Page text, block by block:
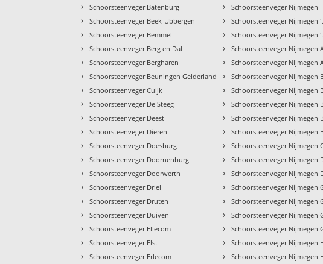
› Schoorsteenveger Batenburg
› Schoorsteenveger Beek-Ubbergen
› Schoorsteenveger Bemmel
› Schoorsteenveger Berg en Dal
› Schoorsteenveger Bergharen
› Schoorsteenveger Beuningen Gelderland
› Schoorsteenveger Cuijk
› Schoorsteenveger De Steeg
› Schoorsteenveger Deest
› Schoorsteenveger Dieren
› Schoorsteenveger Doesburg
› Schoorsteenveger Doornenburg
› Schoorsteenveger Doorwerth
› Schoorsteenveger Driel
› Schoorsteenveger Druten
› Schoorsteenveger Duiven
› Schoorsteenveger Ellecom
› Schoorsteenveger Elst
› Schoorsteenveger Erlecom
› Schoorsteenveger Nijmegen
› Schoorsteenveger Nijmegen
› Schoorsteenveger Nijmegen
› Schoorsteenveger Nijmegen
› Schoorsteenveger Nijmegen
› Schoorsteenveger Nijmegen
› Schoorsteenveger Nijmegen
› Schoorsteenveger Nijmegen
› Schoorsteenveger Nijmegen
› Schoorsteenveger Nijmegen
› Schoorsteenveger Nijmegen
› Schoorsteenveger Nijmegen
› Schoorsteenveger Nijmegen
› Schoorsteenveger Nijmegen
› Schoorsteenveger Nijmegen
› Schoorsteenveger Nijmegen
› Schoorsteenveger Nijmegen
› Schoorsteenveger Nijmegen
› Schoorsteenveger Nijmegen